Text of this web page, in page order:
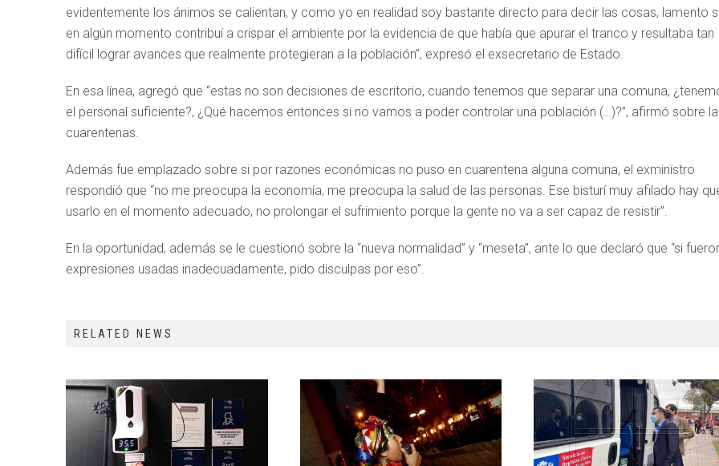
evidentemente los ánimos se calientan, y como yo en realidad soy bastante directo para decir las cosas, lamento
en algún momento contribuí a crispar el ambiente por la evidencia de que había que apurar el tranco y resultaba tan
difícil lograr avances que realmente protegieran a la población”, expresó el exsecretario de Estado.
En esa línea, agregó que “estas no son decisiones de escritorio, cuando tenemos que separar una comuna,
el personal suficiente?, ¿Qué hacemos entonces si no vamos a poder controlar una población (…)?”, afirmó sobre
cuarentenas.
Además fue emplazado sobre si por razones económicas no puso en cuarentena alguna comuna, el exministro
respondió que “no me preocupa la economía, me preocupa la salud de las personas. Ese bisturí muy afilado hay
usarlo en el momento adecuado, no prolongar el sufrimiento porque la gente no va a ser capaz de resistir”.
En la oportunidad, además se le cuestionó sobre la “nueva normalidad” y “meseta”, ante lo que declaró que “si
expresiones usadas inadecuadamente, pido disculpas por eso”.
RELATED NEWS